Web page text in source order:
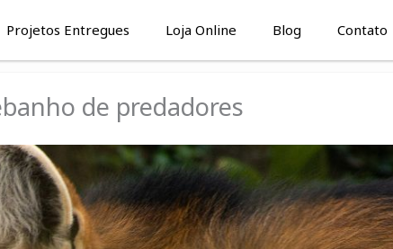
Projetos Entregues Loja Online Blog Contato
de predadores